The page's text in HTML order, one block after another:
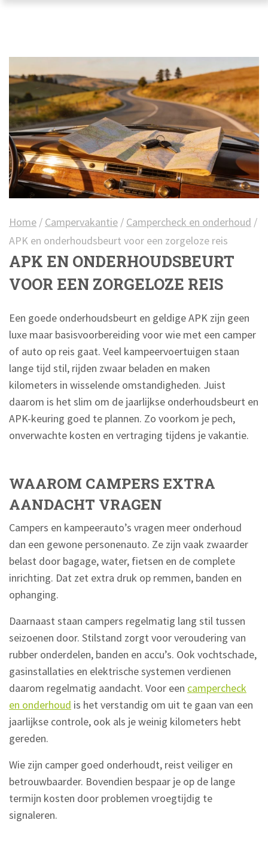
Home / Campervakantie / Campercheck en onderhoud /
APK en onderhoudsbeurt voor een zorgeloze reis
APK EN ONDERHOUDSBEURT
VOOR EEN ZORGELOZE REIS
Een goede onderhoudsbeurt en geldige APK zijn geen
luxe maar basisvoorbereiding voor wie met een camper
of auto op reis gaat. Veel kampeervoertuigen staan
lange tijd stil, rijden zwaar beladen en maken
kilometers in wisselende omstandigheden. Juist
daarom is het slim om de jaarlijkse onderhoudsbeurt en
APK-keuring goed te plannen. Zo voorkom je pech,
onverwachte kosten en vertraging tijdens je vakantie.
WAAROM CAMPERS EXTRA
AANDACHT VRAGEN
Campers en kampeerauto’s vragen meer onderhoud
dan een gewone personenauto. Ze zijn vaak zwaarder
belast door bagage, water, fietsen en de complete
inrichting. Dat zet extra druk op remmen, banden en
ophanging.
Daarnaast staan campers regelmatig lang stil tussen
seizoenen door. Stilstand zorgt voor veroudering van
rubber onderdelen, banden en accu’s. Ook vochtschade,
gasinstallaties en elektrische systemen verdienen
daarom regelmatig aandacht. Voor een campercheck
en onderhoud is het verstandig om uit te gaan van een
jaarlijkse controle, ook als je weinig kilometers hebt
gereden.
Wie zijn camper goed onderhoudt, reist veiliger en
betrouwbaarder. Bovendien bespaar je op de lange
termijn kosten door problemen vroegtijdig te
signaleren.